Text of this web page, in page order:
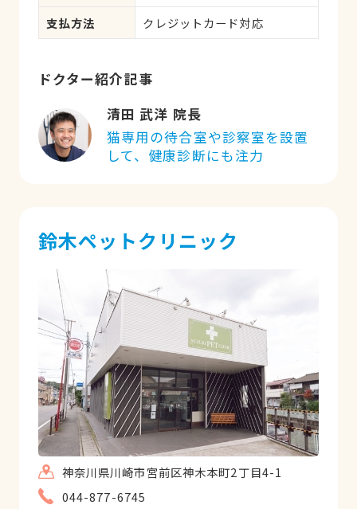
支払方法
クレジットカード対応
ドクター紹介記事
清田 武洋 院長
猫専用の待合室や診察室を設置
して、健康診断にも注力
鈴木ペットクリニック
神奈川県川崎市宮前区神木本町2丁目4-1
044-877-6745